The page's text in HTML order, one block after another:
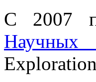
С 2007